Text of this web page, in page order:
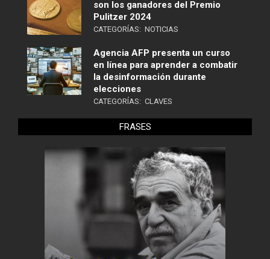
son los ganadores del Premio
Pulitzer 2024
CATEGORÍAS: NOTICIAS
Agencia AFP presenta un curso
en línea para aprender a combatir
la desinformación durante
elecciones
CATEGORÍAS: CLAVES
FRASES